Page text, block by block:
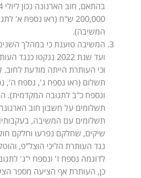
200,000 ש"ח (ראו נספח
המשיבה).
ועד שנת 2022 ננקטו
וכי העותרת הייתה מודעת
תשלום (ראו נספח ג', נספח ה',
ונספח כ"ב לתגובה המקדמית).
תשלומים על חשבון חוב
תשלומים עם המשיבה, בעקבותיו
שיקים, שחלקם נפרעו וחלקם
נגד העותרת הליכי הוצל"פ,
לדוגמה נספח ז' ונספח י"ג'
כן, העותרת אף הציעה מספר